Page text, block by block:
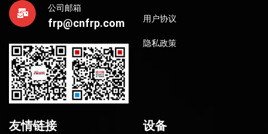
公司邮箱
frp@cnfrp.com 用户协议
隐私政策
友情链接 设备